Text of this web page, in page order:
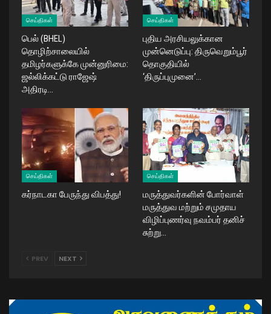
செய்திகள்
பெல் (BHEL)
தொழிற்சாலையில்
தமிழர்களுக்கே முன்னுரிமை:
ஜல்லிக்கட்டு ராஜேஷ்
அதிரடி…
செய்திகள்
புதிய அரசியலுக்கான
முன்னெடுப்பு: திருவெறும்பூர்
தொகுதியில்
‘திருப்புமுனை’…
செய்திகள்
கர்நாடகா பேருந்து விபத்து!
செய்திகள்
மருத்துவர்களின் போர்வாள்
மருத்துவ மற்றும் சமுதாய
விழிப்புணர்வு நவம்பர் தனிச்
சுற்று…
PREV NEXT